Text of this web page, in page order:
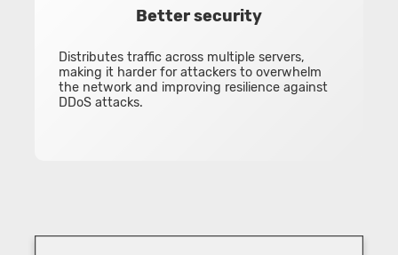
Better security
Distributes traffic across multiple servers,
making it harder for attackers to overwhelm
the network and improving resilience against
DDoS attacks.